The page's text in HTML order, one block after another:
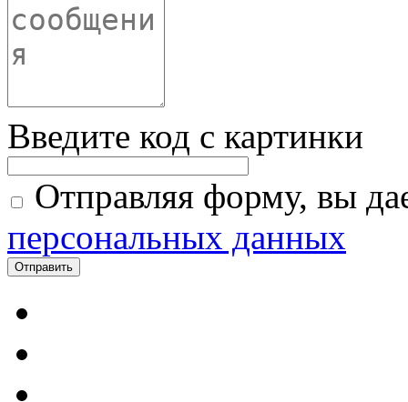
Введите код с картинки
Отправляя форму, вы
персональных данных